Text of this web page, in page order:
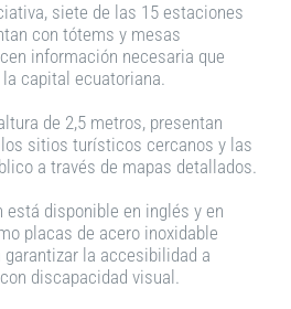
siete de las 15 estaciones
con tótems y mesas
información necesaria que
capital ecuatoriana.
de 2,5 metros, presentan
sitios turísticos cercanos y las
a través de mapas detallados.
disponible en inglés y en
placas de acero inoxidable
la accesibilidad a
discapacidad visual.